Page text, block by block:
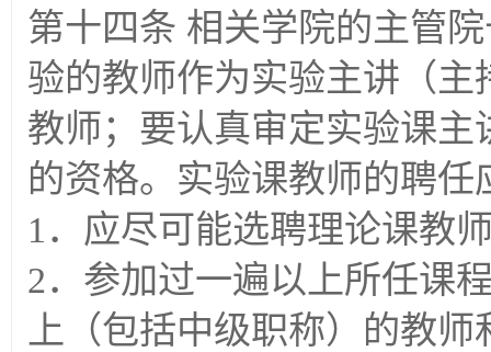
第十四条 相关学院的主管
验的教师作为实验主讲（
教师；要认真审定实验课
的资格。实验课教师的聘任
1．应尽可能选聘理论课教
2．参加过一遍以上所任课
上（包括中级职称）的教